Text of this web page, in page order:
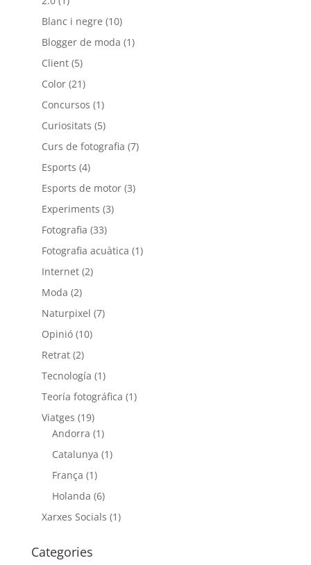
Blanc i negre (10)
Blogger de moda (1)
Client(5)
Color(21)
Concursos (1)
Curiositats (5)
Curs de fotografia (7)
Esports (4)
Esports de motor(3)
Experiments (3)
Fotografia (33)
Fotografia acuàtica (1)
Internet(2)
Moda (2)
Naturpixel (7)
Opinió(10)
Retrat(2)
Tecnología (1)
Teoría fotográfica (1)
Viatges (19)
Andorra (1)
Catalunya (1)
França (1)
Holanda (6)
Xarxes Socials (1)
Categories